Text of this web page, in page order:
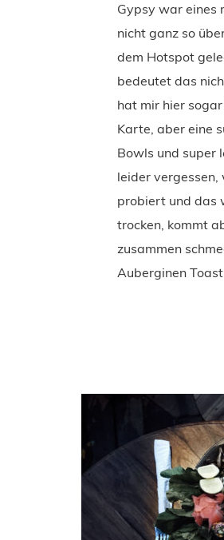
Gypsy war eines
nicht ganz so
dem Hotspot
bedeutet das
hat mir hier
Karte, aber eine
Bowls und super
leider vergessen,
probiert und das
trocken, kommt
zusammen
Auberginen